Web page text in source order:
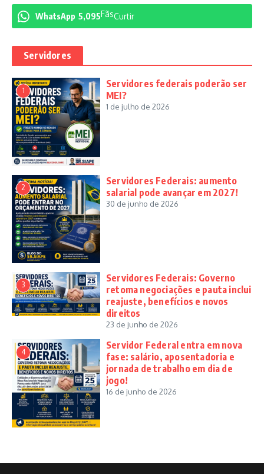
WhatsApp 5,095FãsCurtir
Servidores
1
Servidores federais poderão ser
MEI?
1 de julho de 2026
2
Servidores Federais: aumento
salarial pode avançar em 2027!
30 de junho de 2026
3
Servidores Federais: Governo
retoma negociações e pauta inclui
reajuste, benefícios e novos
direitos
23 de junho de 2026
4
Servidor Federal entra em nova
fase: salário, aposentadoria e
jornada de trabalho em dia de
jogo!
16 de junho de 2026